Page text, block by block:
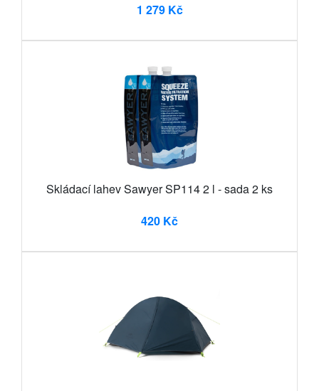
1 279 Kč
Skládací lahev Sawyer SP114 2 l - sada 2 ks
420 Kč